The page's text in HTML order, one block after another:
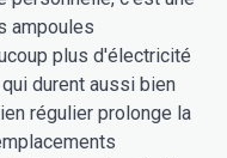
ampoules
plus d'électricité
durent aussi bien
régulier prolonge la